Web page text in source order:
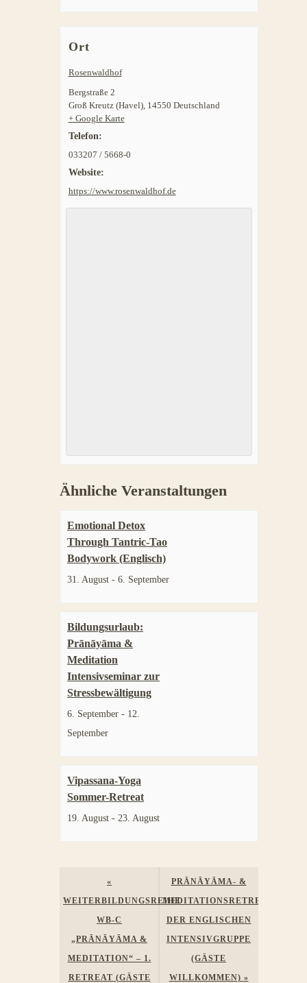
Ort
Rosenwaldhof
Bergstraße 2
Groß Kreutz (Havel), 14550 Deutschland
+ Google Karte
Telefon:
033207 / 5668-0
Website:
https://www.rosenwaldhof.de
Ähnliche Veranstaltungen
Emotional Detox
Through Tantric-Tao
Bodywork (Englisch)
31. August - 6. September
Bildungsurlaub:
Prānāyāma &
Meditation
Intensivseminar zur
Stressbewältigung
6. September - 12.
September
Vipassana-Yoga
Sommer-Retreat
19. August - 23. August
Veranstaltung
Navigation
«
WEITERBILDUNGSREIHE
WB-C
„PRĀNĀYĀMA &
MEDITATION“ – 1.
RETREAT (GÄSTE
PRĀNĀYĀMA- &
MEDITATIONSRETREAT
DER ENGLISCHEN
INTENSIVGRUPPE
(GÄSTE
WILLKOMMEN) »